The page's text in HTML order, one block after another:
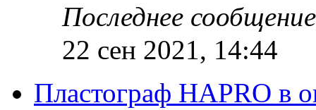
Последнее
22 сен 2021, 14:44
Пластограф HAPRO в